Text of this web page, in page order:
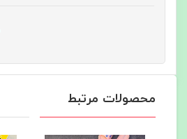
محصولات مرتبط